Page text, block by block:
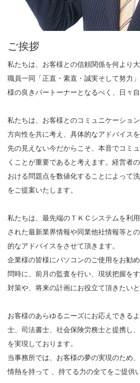
ご挨拶
私たちは、お客様との信頼関係を何より大
職員一同「正直・素直・誠実そして努力
様の良きパートーナーとなるべく、日々
私たちは、お客様とのコミュニケーショ
方向性を共に考え、具体的なアドバイスを
先の見えない今だからこそ、本音でコミ
くことが重要であると考えます。経営者
おける問題点を数値化することによって
をご提案いたします。
私たちは、最先端のＴＫＣシステムを利
された最新業界情報や同業他社情報等と
的なアドバイスをさせて頂きます。
企業様の皆様にパソコンのご使用をお勧
問時に、前月の監査を行い、現状把握を
対策や、将来の計画にお役立て頂きたい
お客様のあらゆるニーズにお応えできる
士、司法書士、社会保険労務士と提携し
を実現しております。
当事務所では、お客様の夢の実現のため
情熱を持って 、持てる力の全てをご提供